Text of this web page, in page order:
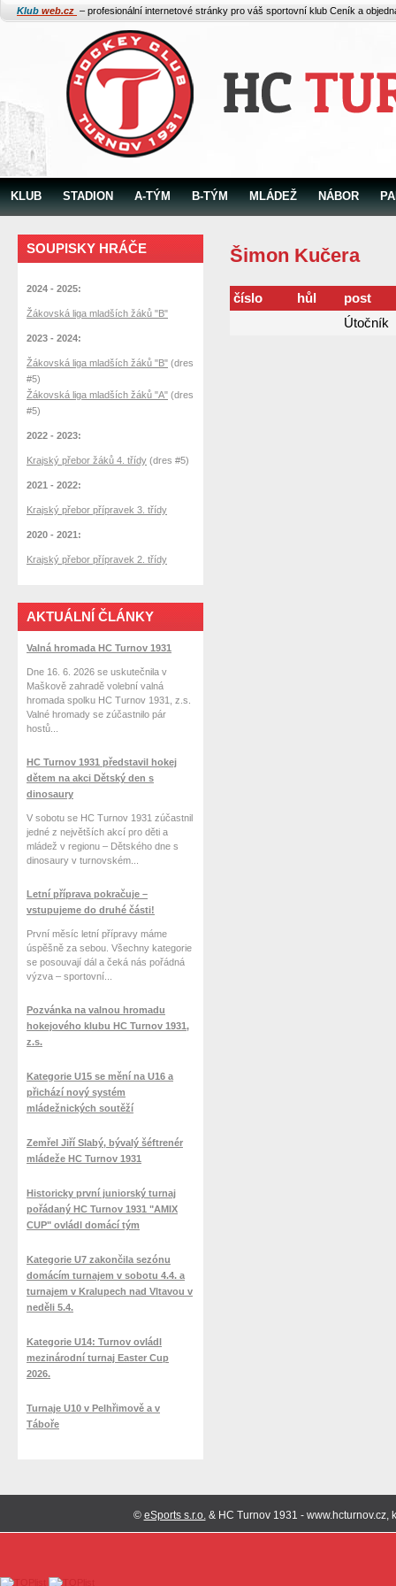
Klub web.cz – profesionální internetové stránky pro váš sportovní klub Ceník a
KLUB STADION A-TÝM B-TÝM MLÁDEŽ NÁBOR
Šimon Kučera
číslo hůl
post
Útočník
SOUPISKY HRÁČE
2024 - 2025:
Žákovská liga mladších žáků "B"
2023 - 2024:
Žákovská liga mladších žáků "B" (dres
#5)
Žákovská liga mladších žáků "A" (dres
#5)
2022 - 2023:
Krajský přebor žáků 4. třídy (dres #5)
2021 - 2022:
Krajský přebor přípravek 3. třídy
2020 - 2021:
Krajský přebor přípravek 2. třídy
AKTUÁLNÍ ČLÁNKY
Valná hromada HC Turnov 1931
Dne 16. 6. 2026 se uskutečnila v
Maškově zahradě volební valná
hromada spolku HC Turnov 1931, z.s.
Valné hromady se zúčastnilo pár
hostů...
HC Turnov 1931 představil hokej
dětem na akci Dětský den s
dinosaury
V sobotu se HC Turnov 1931 zúčastnil
jedné z největších akcí pro děti a
mládež v regionu – Dětského dne s
dinosaury v turnovském...
Letní příprava pokračuje –
vstupujeme do druhé části!
První měsíc letní přípravy máme
úspěšně za sebou. Všechny kategorie
se posouvají dál a čeká nás pořádná
výzva – sportovní...
Pozvánka na valnou hromadu
hokejového klubu HC Turnov 1931,
z.s.
Kategorie U15 se mění na U16 a
přichází nový systém
mládežnických soutěží
Zemřel Jiří Slabý, bývalý šéftrenér
mládeže HC Turnov 1931
Historicky první juniorský turnaj
pořádaný HC Turnov 1931 "AMIX
CUP" ovládl domácí tým
Kategorie U7 zakončila sezónu
domácím turnajem v sobotu 4.4. a
turnajem v Kralupech nad Vltavou v
neděli 5.4.
Kategorie U14: Turnov ovládl
mezinárodní turnaj Easter Cup
2026.
Turnaje U10 v Pelhřimově a v
Táboře
© eSports s.r.o.& HC Turnov 1931 -